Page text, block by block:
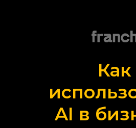
Как
AI в